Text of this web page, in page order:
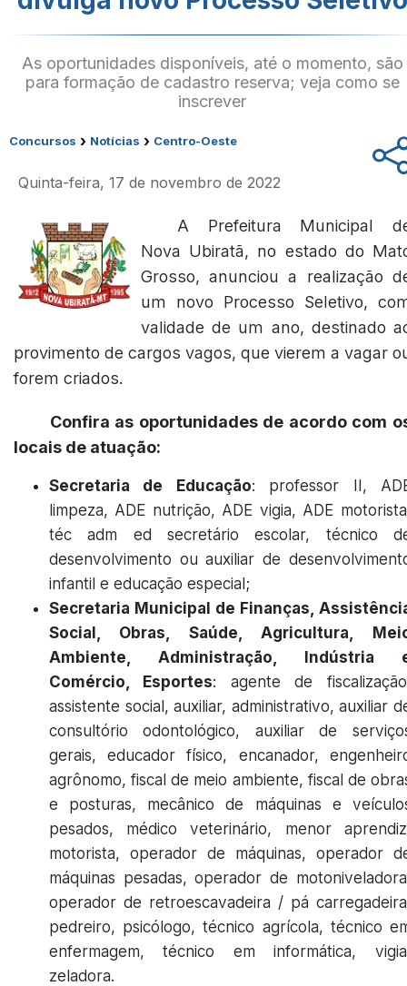
As oportunidades disponíveis, até o momento, são
para formação de cadastro reserva; veja como se
inscrever
Concursos › Notícias › Centro-Oeste
Quinta-feira, 17 de novembro de 2022
A Prefeitura Municipal
Nova Ubiratã, no estado do
Grosso, anunciou a realização
um novo Processo Seletivo,
validade de um ano, destinado
provimento de cargos vagos, que vierem a vagar
forem criados.
Confira as oportunidades de acordo com
locais de atuação:
Secretaria de Educação: professor II,
limpeza, ADE nutrição, ADE vigia, ADE
téc adm ed secretário escolar, técnico
desenvolvimento ou auxiliar de
infantil e educação especial;
Secretaria Municipal de Finanças,
Social, Obras, Saúde, Agricultura,
Ambiente, Administração, Indústria
Comércio, Esportes: agente de
assistente social, auxiliar, administrativo, auxiliar
consultório odontológico, auxiliar de
gerais, educador físico, encanador,
agrônomo, fiscal de meio ambiente, fiscal de
e posturas, mecânico de máquinas e
pesados, médico veterinário, menor
motorista, operador de máquinas, operador
máquinas pesadas, operador de
operador de retroescavadeira / pá
pedreiro, psicólogo, técnico agrícola, técnico
enfermagem, técnico em informática,
zeladora.